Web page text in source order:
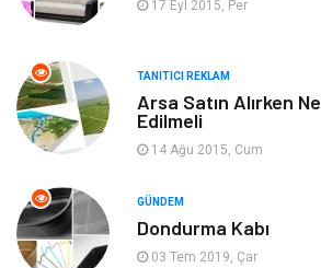
Makine
Organizasyon Turizm
Tekstil Tatil
17 Eyl 2015, Per
TANITICI REKLAM
Arsa Satın Alırken
Edilmeli
14 Ağu 2015, Cum
GÜNDEM
Dondurma Kabı
03 Tem 2019, Çar